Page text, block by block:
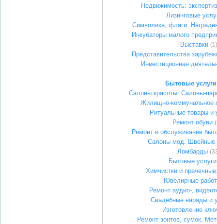
Недвижимость:
Лизинговые
Символика, флаги.
Инкубаторы малого
Выставки (1)
Представительства
Инвестиционная
Бытовые услуги
Салоны красоты. Салоны-
Жилищно-коммунальное
Ритуальные товары и
Ремонт обуви
Ремонт и обслуживание
Салоны мод. Швейные
Ломбарды
Бытовые услуги
Химчистки и
Ювелирные
Ремонт аудио-,
Свадебные наряды и
Изготовление
Ремонт зонтов, сумок.